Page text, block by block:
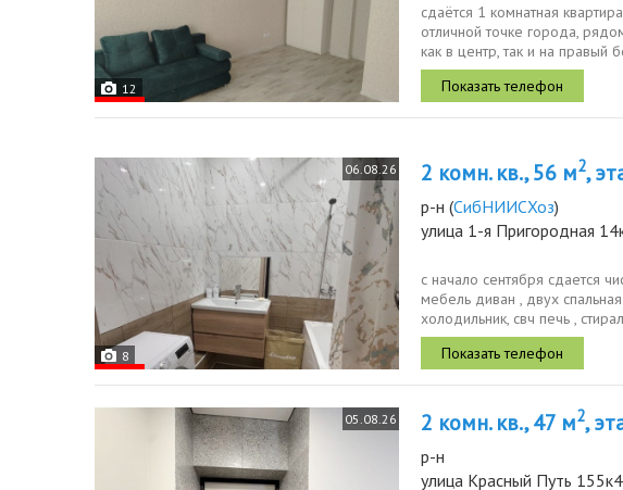
12
сдаётся 1 комнатная
отличной точке города,
как в центр, так и на правый
06.08.26
8
2 комн. кв., 56 м2,
р-н (СибНИИСХоз)
улица 1-я Пригородная
с начало сентября сдается
мебель диван , двух
холодильник, свч печь ,
05.08.26 2 комн. кв., 47 м2,
р-н
улица Красный Путь 155к4